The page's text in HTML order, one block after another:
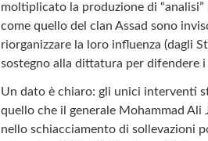
moltiplicato la produzione di
come quello del clan Assad sono
riorganizzare la loro influenza (dagli
sostegno alla dittatura per difendere
Un dato è chiaro: gli unici interventi
quello che il generale Mohammad
nello schiacciamento di sollevazioni